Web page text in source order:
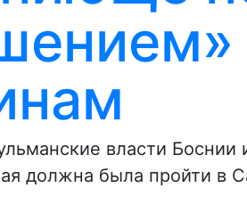
власти
должна была пройти в